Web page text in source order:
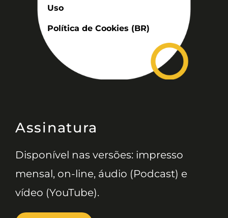
Uso
Política de Cookies (BR)
Assinatura
Disponível nas versões: impresso
mensal, on-line, áudio (Podcast) e
vídeo (YouTube).